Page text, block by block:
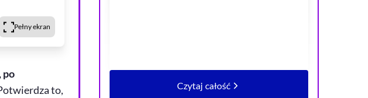
Pełny ekran
po
to,
Czytaj całość
artykułu Warszawa na tle Polski. Czy